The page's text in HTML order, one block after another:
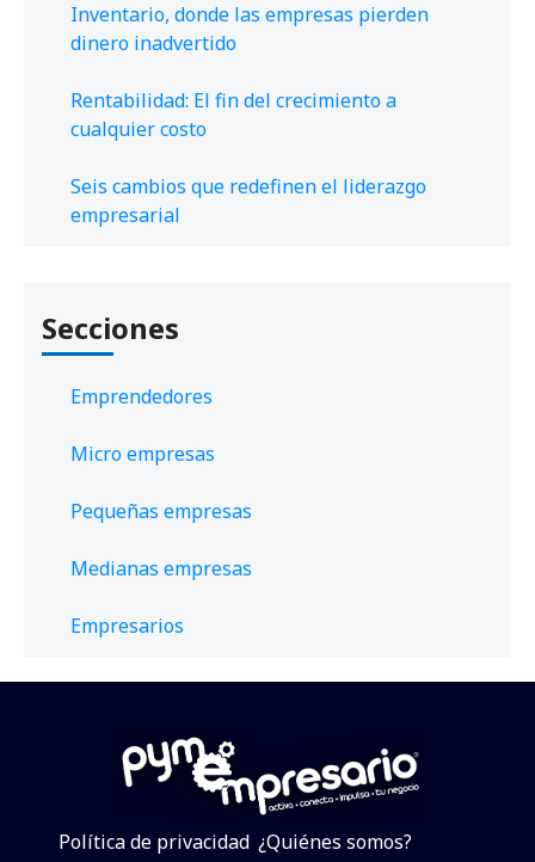
Inventario, donde las empresas pierden
dinero inadvertido
Rentabilidad: El fin del crecimiento a
cualquier costo
Seis cambios que redefinen el liderazgo
empresarial
Secciones
Emprendedores
Micro empresas
Pequeñas empresas
Medianas empresas
Empresarios
Política de privacidad ¿Quiénes somos?